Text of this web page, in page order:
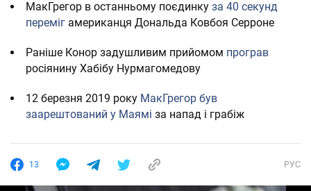
МакГрегор в останньому поєдинку за 40 секунд
переміг американця Дональда Ковбоя Серроне
Раніше Конор задушливим прийомом програв
росіянину Хабібу Нурмагомедову
12 березня 2019 року МакГрегор був
заарештований у Маямі за напад і грабіж
13 РУС